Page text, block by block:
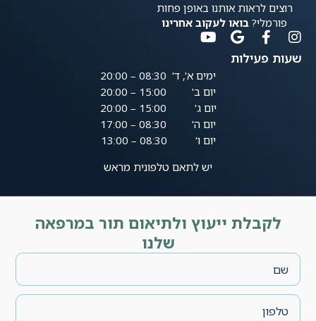
רוצים לראות אותנו באופן פחות
פורמלי? בואו לעקוב אחרינו
שעות פעילות
ימים א', ד' 08:30 – 20:00
יום ב' 15:00 – 20:00
יום ג' 15:00 – 20:00
יום ה' 08:30 – 17:00
יום ו' 08:30 – 13:00
יש לתאם טלפונית מראש
לקבלת ייעוץ ולתיאום תור במרפאה
שלנו